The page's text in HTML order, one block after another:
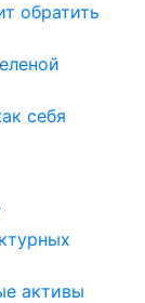
обратить
себя
активы